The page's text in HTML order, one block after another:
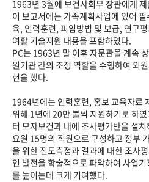
1963년 3월에 보건사회부 장관에게
이 보고서에는 가족계획사업에 있어
육, 인력훈련, 피임방법 및 보급, 연구
여할 기술지원 내용을 포함하였다.
PC는 1963년 말 이후 자문관을 계속
원기관 간의 조정 역할을 수행하여 외
헌을 했다.
1964년에는 인력훈련, 홍보 교육자료
위해 1년에 20만 불씩 지원하기로 하
터 모자보건과 내에 조사평가반을 설
요원 15명의 직원으로 구성하고 정부
을 위한 진도측정과 결과에 대한 조사
인 발전을 학술적으로 파악하여 사업
를 높이는데 크게 기여했다.